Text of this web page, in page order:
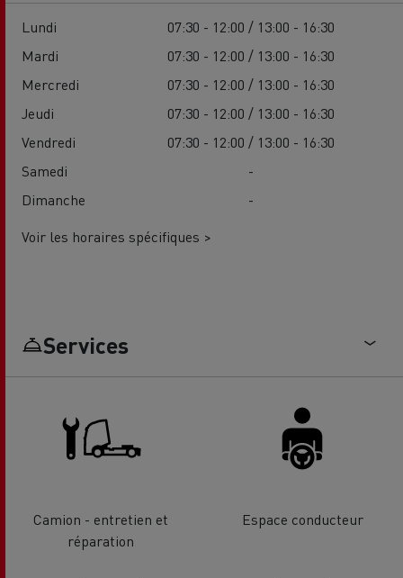
Lundi
07:30 - 12:00 / 13:00 - 16:30
Mardi
07:30 - 12:00 / 13:00 - 16:30
Mercredi
07:30 - 12:00 / 13:00 - 16:30
Jeudi
07:30 - 12:00 / 13:00 - 16:30
Vendredi
07:30 - 12:00 / 13:00 - 16:30
Samedi
-
Dimanche
-
Voir les horaires spécifiques >
Services
Camion - entretien et
réparation
Espace conducteur